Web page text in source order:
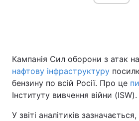
Кампанія Сил оборони з атак
нафтову інфраструктуру
бензину по всій Росії. Про це
Інституту вивчення війни (ISW).
У звіті аналітиків